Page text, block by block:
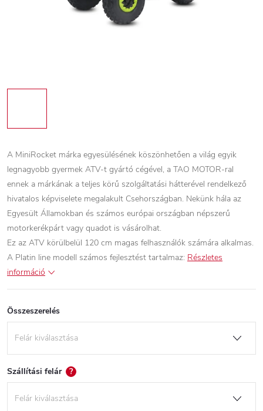
A MiniRocket márka egyesülésének köszönhetően a világ egyik
legnagyobb gyermek ATV-t gyártó cégével, a TAO MOTOR-ral
ennek a márkának a teljes körű szolgáltatási hátterével rendelkező
hivatalos képviselete megalakult Csehországban. Nekünk hála az
Egyesült Államokban és számos európai országban népszerű
motorkerékpárt vagy quadot is vásárolhat.
Ez az ATV körülbelül 120 cm magas felhasználók számára alkalmas.
A Platin line modell számos fejlesztést tartalmaz: Részletes
információ
Összeszerelés
Szállítási felár ?